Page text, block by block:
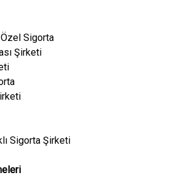
Sigorta
Şirketi
Sigorta Şirketi